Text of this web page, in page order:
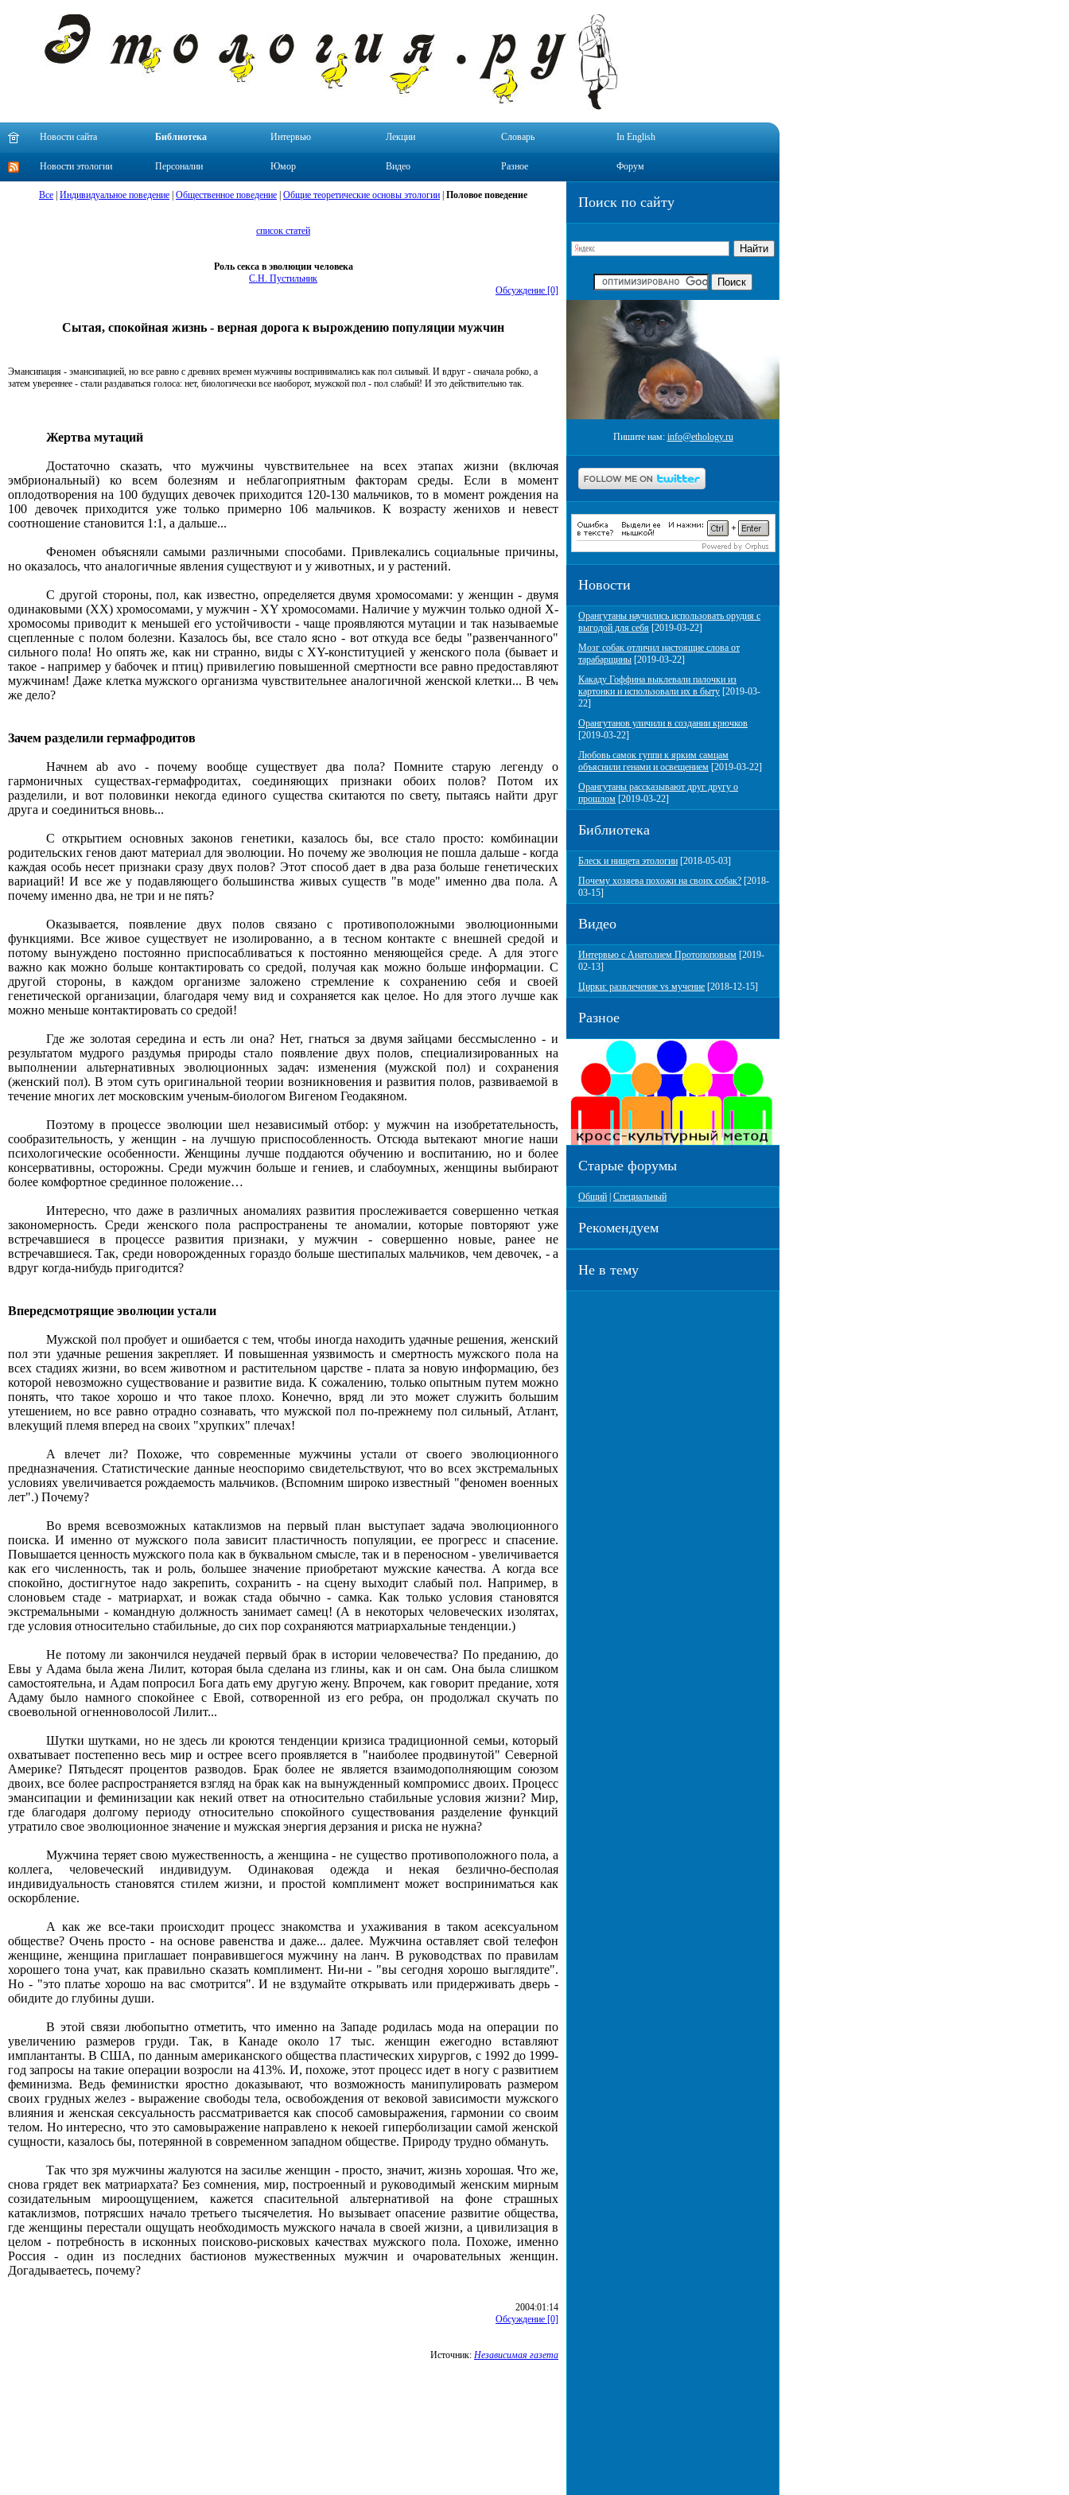
Новости сайта Библиотека Интервью Лекции Словарь In English
Новости этологии Персоналии Юмор Видео Разное Форум
Поиск по сайту
Пишите нам: info@ethology.ru
Новости
Орангутаны научились использовать орудия с
выгодой для себя [2019-03-22]
Мозг собак отличил настоящие слова от
тарабарщины [2019-03-22]
Какаду Гоффина выклевали палочки из
картонки и использовали их в быту [2019-03-
22]
Орангутанов уличили в создании крючков
[2019-03-22]
Любовь самок гуппи к ярким самцам
объяснили генами и освещением [2019-03-22]
Орангутаны рассказывают друг другу о
прошлом [2019-03-22]
Библиотека
Блеск и нищета этологии [2018-05-03]
Почему хозяева похожи на своих собак? [2018-
03-15]
Видео
Интервью с Анатолием Протопоповым [2019-
02-13]
Цирки: развлечение vs мучение [2018-12-15]
Разное
Старые форумы
Общий Специальный
Рекомендуем
Не в тему
Все Индивидуальное поведение Общественное поведение Общие теоретические основы этологии Половое поведение
список статей
Роль секса в эволюции человека
С.Н. Пустильник
Обсуждение [0]
Сытая, спокойная жизнь - верная дорога к вырождению популяции мужчин
Эмансипация - эмансипацией, но все равно с древних времен мужчины воспринимались как пол сильный. И вдруг - сначала робко, а
затем увереннее - стали раздаваться голоса: нет, биологически все наоборот, мужской пол - пол слабый! И это действительно так.
Жертва мутаций
Достаточно сказать, что мужчины чувствительнее на всех этапах жизни (включая
эмбриональный) ко всем болезням и неблагоприятным факторам среды. Если в момент
оплодотворения на 100 будущих девочек приходится 120-130 мальчиков, то в момент рождения на
100 девочек приходится уже только примерно 106 мальчиков. К возрасту женихов и невест
соотношение становится 1:1, а дальше...
Феномен объясняли самыми различными способами. Привлекались социальные причины,
но оказалось, что аналогичные явления существуют и у животных, и у растений.
С другой стороны, пол, как известно, определяется двумя хромосомами: у женщин - двумя
одинаковыми (ХХ) хромосомами, у мужчин - ХY хромосомами. Наличие у мужчин только одной Х-
хромосомы приводит к меньшей его устойчивости - чаще проявляются мутации и так называемые
сцепленные с полом болезни. Казалось бы, все стало ясно - вот откуда все беды "развенчанного"
сильного пола! Но опять же, как ни странно, виды с XY-конституцией у женского пола (бывает и
такое - например у бабочек и птиц) привилегию повышенной смертности все равно предоставляют
мужчинам! Даже клетка мужского организма чувствительнее аналогичной женской клетки... В чем
же дело?
Зачем разделили гермафродитов
Начнем ab avo - почему вообще существует два пола? Помните старую легенду о
гармоничных существах-гермафродитах, соединяющих признаки обоих полов? Потом их
разделили, и вот половинки некогда единого существа скитаются по свету, пытаясь найти друг
друга и соединиться вновь...
С открытием основных законов генетики, казалось бы, все стало просто: комбинации
родительских генов дают материал для эволюции. Но почему же эволюция не пошла дальше - когда
каждая особь несет признаки сразу двух полов? Этот способ дает в два раза больше генетических
вариаций! И все же у подавляющего большинства живых существ "в моде" именно два пола. А
почему именно два, не три и не пять?
Оказывается, появление двух полов связано с противоположными эволюционными
функциями. Все живое существует не изолированно, а в тесном контакте с внешней средой и
потому вынуждено постоянно приспосабливаться к постоянно меняющейся среде. А для этого
важно как можно больше контактировать со средой, получая как можно больше информации. С
другой стороны, в каждом организме заложено стремление к сохранению себя и своей
генетической организации, благодаря чему вид и сохраняется как целое. Но для этого лучше как
можно меньше контактировать со средой!
Где же золотая середина и есть ли она? Нет, гнаться за двумя зайцами бессмысленно - и
результатом мудрого раздумья природы стало появление двух полов, специализированных на
выполнении альтернативных эволюционных задач: изменения (мужской пол) и сохранения
(женский пол). В этом суть оригинальной теории возникновения и развития полов, развиваемой в
течение многих лет московским ученым-биологом Вигеном Геодакяном.
Поэтому в процессе эволюции шел независимый отбор: у мужчин на изобретательность,
сообразительность, у женщин - на лучшую приспособленность. Отсюда вытекают многие наши
психологические особенности. Женщины лучше поддаются обучению и воспитанию, но и более
консервативны, осторожны. Среди мужчин больше и гениев, и слабоумных, женщины выбирают
более комфортное срединное положение…
Интересно, что даже в различных аномалиях развития прослеживается совершенно четкая
закономерность. Среди женского пола распространены те аномалии, которые повторяют уже
встречавшиеся в процессе развития признаки, у мужчин - совершенно новые, ранее не
встречавшиеся. Так, среди новорожденных гораздо больше шестипалых мальчиков, чем девочек, - а
вдруг когда-нибудь пригодится?
Впередсмотрящие эволюции устали
Мужской пол пробует и ошибается с тем, чтобы иногда находить удачные решения, женский
пол эти удачные решения закрепляет. И повышенная уязвимость и смертность мужского пола на
всех стадиях жизни, во всем животном и растительном царстве - плата за новую информацию, без
которой невозможно существование и развитие вида. К сожалению, только опытным путем можно
понять, что такое хорошо и что такое плохо. Конечно, вряд ли это может служить большим
утешением, но все равно отрадно сознавать, что мужской пол по-прежнему пол сильный, Атлант,
влекущий племя вперед на своих "хрупких" плечах!
А влечет ли? Похоже, что современные мужчины устали от своего эволюционного
предназначения. Статистические данные неоспоримо свидетельствуют, что во всех экстремальных
условиях увеличивается рождаемость мальчиков. (Вспомним широко известный "феномен военных
лет".) Почему?
Во время всевозможных катаклизмов на первый план выступает задача эволюционного
поиска. И именно от мужского пола зависит пластичность популяции, ее прогресс и спасение.
Повышается ценность мужского пола как в буквальном смысле, так и в переносном - увеличивается
как его численность, так и роль, большее значение приобретают мужские качества. А когда все
спокойно, достигнутое надо закрепить, сохранить - на сцену выходит слабый пол. Например, в
слоновьем стаде - матриархат, и вожак стада обычно - самка. Как только условия становятся
экстремальными - командную должность занимает самец! (А в некоторых человеческих изолятах,
где условия относительно стабильные, до сих пор сохраняются матриархальные тенденции.)
Не потому ли закончился неудачей первый брак в истории человечества? По преданию, до
Евы у Адама была жена Лилит, которая была сделана из глины, как и он сам. Она была слишком
самостоятельна, и Адам попросил Бога дать ему другую жену. Впрочем, как говорит предание, хотя
Адаму было намного спокойнее с Евой, сотворенной из его ребра, он продолжал скучать по
своевольной огненноволосой Лилит...
Шутки шутками, но не здесь ли кроются тенденции кризиса традиционной семьи, который
охватывает постепенно весь мир и острее всего проявляется в "наиболее продвинутой" Северной
Америке? Пятьдесят процентов разводов. Брак более не является взаимодополняющим союзом
двоих, все более распространяется взгляд на брак как на вынужденный компромисс двоих. Процесс
эмансипации и феминизации как некий ответ на относительно стабильные условия жизни? Мир,
где благодаря долгому периоду относительно спокойного существования разделение функций
утратило свое эволюционное значение и мужская энергия дерзания и риска не нужна?
Мужчина теряет свою мужественность, а женщина - не существо противоположного пола, а
коллега, человеческий индивидуум. Одинаковая одежда и некая безлично-бесполая
индивидуальность становятся стилем жизни, и простой комплимент может восприниматься как
оскорбление.
А как же все-таки происходит процесс знакомства и ухаживания в таком асексуальном
обществе? Очень просто - на основе равенства и даже... далее. Мужчина оставляет свой телефон
женщине, женщина приглашает понравившегося мужчину на ланч. В руководствах по правилам
хорошего тона учат, как правильно сказать комплимент. Ни-ни - "вы сегодня хорошо выглядите".
Но - "это платье хорошо на вас смотрится". И не вздумайте открывать или придерживать дверь -
обидите до глубины души.
В этой связи любопытно отметить, что именно на Западе родилась мода на операции по
увеличению размеров груди. Так, в Канаде около 17 тыс. женщин ежегодно вставляют
имплантанты. В США, по данным американского общества пластических хирургов, с 1992 до 1999-
год запросы на такие операции возросли на 413%. И, похоже, этот процесс идет в ногу с развитием
феминизма. Ведь феминистки яростно доказывают, что возможность манипулировать размером
своих грудных желез - выражение свободы тела, освобождения от вековой зависимости мужского
влияния и женская сексуальность рассматривается как способ самовыражения, гармонии со своим
телом. Но интересно, что это самовыражение направлено к некоей гиперболизации самой женской
сущности, казалось бы, потерянной в современном западном обществе. Природу трудно обмануть.
Так что зря мужчины жалуются на засилье женщин - просто, значит, жизнь хорошая. Что же,
снова грядет век матриархата? Без сомнения, мир, построенный и руководимый женским мирным
созидательным мироощущением, кажется спасительной альтернативой на фоне страшных
катаклизмов, потрясших начало третьего тысячелетия. Но вызывает опасение развитие общества,
где женщины перестали ощущать необходимость мужского начала в своей жизни, а цивилизация в
целом - потребность в исконных поисково-рисковых качествах мужского пола. Похоже, именно
Россия - один из последних бастионов мужественных мужчин и очаровательных женщин.
Догадываетесь, почему?
2004:01:14
Обсуждение [0]
Источник: Независимая газета